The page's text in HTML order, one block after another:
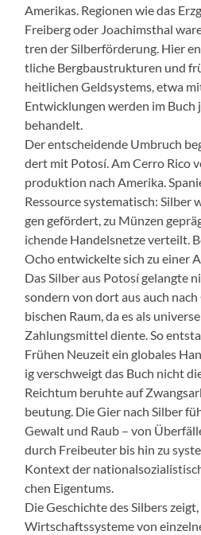
Amerikas. Regio­nen wie das
Freiberg oder Joachim­sthal
tren der Sil­ber­förderung. Hier
tliche Berg­baus­truk­turen und
heitlichen Geldsys­tems, etwa
Entwick­lun­gen wer­den im Buch
behan­delt.
Der entschei­dende Umbruch
dert mit Poto­sí. Am Cer­ro Rico
pro­duk­tion nach Ameri­ka.
Ressource sys­tem­a­tisch:
gen gefördert, zu Münzen
ichende Han­del­snet­ze verteilt.
Ocho entwick­elte sich zu ein­er
Das Sil­ber aus Poto­sí gelangte
son­dern von dort aus auch
bis­chen Raum, da es als
Zahlungsmit­tel diente. So
Frühen Neuzeit ein glob­ales
ig ver­schweigt das Buch nicht
Reich­tum beruhte auf
beu­tung. Die Gier nach Sil­ber
Gewalt und Raub – von
durch Freibeuter bis hin zu
Kon­text der
chen Eigen­tums.
Die Geschichte des Sil­bers
Wirtschaftssys­teme von